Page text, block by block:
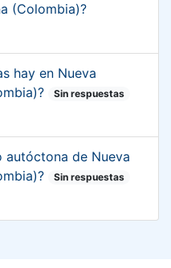
(Colombia)?
hay en Nueva
Sin respuestas
autóctona de Nueva
Sin respuestas